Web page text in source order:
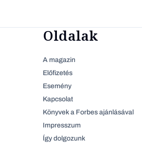
Oldalak
A magazin
Előfizetés
Esemény
Kapcsolat
Könyvek a Forbes ajánlásával
Impresszum
Így dolgozunk